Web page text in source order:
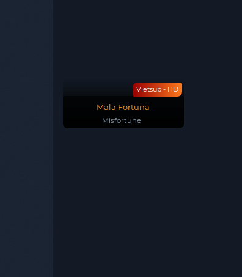
Vietsub - HD
Mala Fortuna
Misfortune